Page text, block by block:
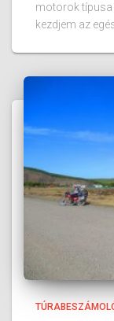
motorok típusa
kezdjem az